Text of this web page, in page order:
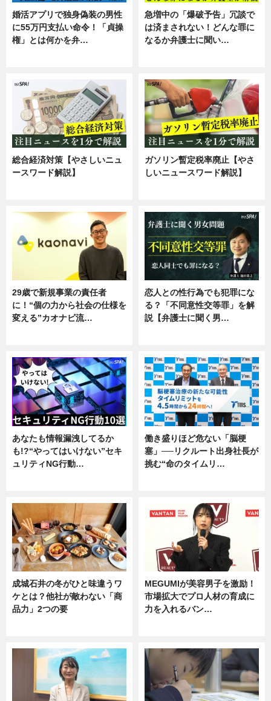
婚活アプリで独身偽装の男性
に55万円支払い命令！「貞操
権」とは何かを弁…
急増中の「爆破予告」冗談で
は済まされない！どんな罪に
なるか弁護士に聞い…
総合経済対策【やさしいニュ
ースワード解説】
ガソリン暫定税率廃止【やさ
しいニュースワード解説】
29歳で新規事業の責任者
に！“個の力から社会の仕様を
変える”カオナビ流…
恋人との性行為でも犯罪にな
る？「不同意性交等罪」を解
説【弁護士に聞く男…
あなたも情報漏洩してるか
も!?“やってはいけない”セキ
ュリティNG行動…
働き盛りほど危ない「脳梗
塞」──リクルート出身社長が
挑む“命のタイムリ…
成城石井の冬がひと味違うワ
ケとは？他社が敵わない「商
品力」2つの要
MEGUMIが美容男子を激励！
市場拡大でプロ人材の育成に
力を入れるバン…